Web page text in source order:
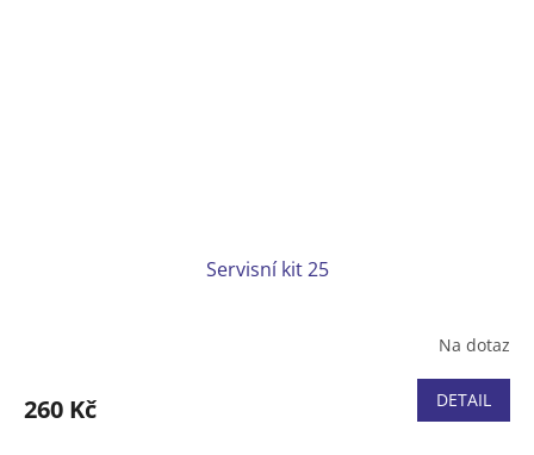
Servisní kit 25
Na dotaz
260 Kč DETAIL